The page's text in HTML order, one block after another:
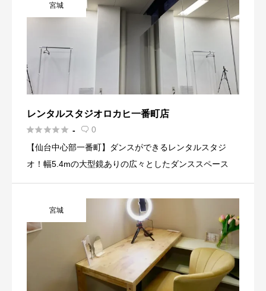
宮城
レンタルスタジオロカヒ一番町店
 -  0
【仙台中心部一番町】ダンスができるレンタルスタジ
オ！幅5.4mの大型鏡ありの広々としたダンススペース
宮城